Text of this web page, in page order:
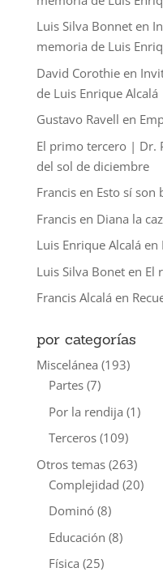
Luis Silva Bonneten
memoria de Luis
David Corothieen
de Luis Enrique Alcalá
Gustavo Ravell en
El primo tercero | Dr.
del sol de diciembre
Francisen Esto sí son
Francisen Diana la
Luis Enrique Alcalá en
Luis Silva Boneten El
Francis Alcalá en
por categorías
Miscelánea (193)
Partes(7)
Por la rendija (1)
Terceros(109)
Otros temas(263)
Complejidad (20)
Dominó(8)
Educación (8)
Física (25)